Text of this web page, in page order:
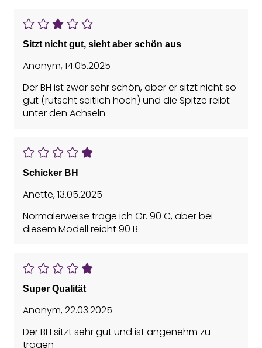
Sitzt nicht gut, sieht aber schön aus
Anonym,14.05.2025
Der BH ist zwar sehr schön, aber er sitzt nicht so
gut (rutscht seitlich hoch) und die Spitze reibt
unter den Achseln
Schicker BH
Anette,13.05.2025
Normalerweise trage ich Gr. 90 C, aber bei
diesem Modell reicht 90 B.
Super Qualität
Anonym,22.03.2025
Der BH sitzt sehr gut und ist angenehm zu
tragen